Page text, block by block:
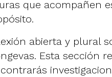
que acompañen
abierta y plural
Esta sección